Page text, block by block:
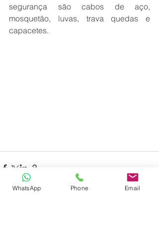
segurança são cabos de aço,
mosquetão, luvas, trava quedas e
capacetes.
WhatsApp Phone Email